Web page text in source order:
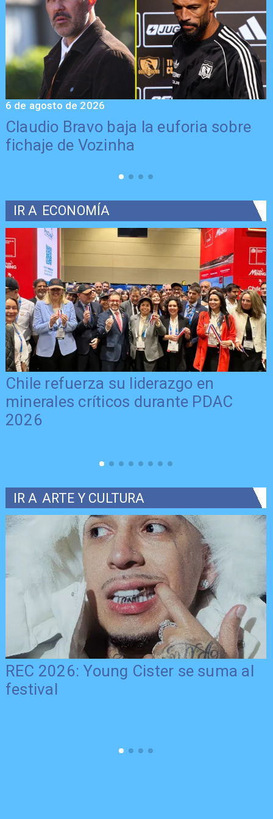
Claudio Bravo baja la euforia sobre
fichaje de Vozinha
6 de agosto de 2026
IR A ECONOMÍA
Chile refuerza su liderazgo en
minerales críticos durante PDAC
2026
IR A ARTE Y CULTURA
REC 2026: Young Cister se suma al
festival